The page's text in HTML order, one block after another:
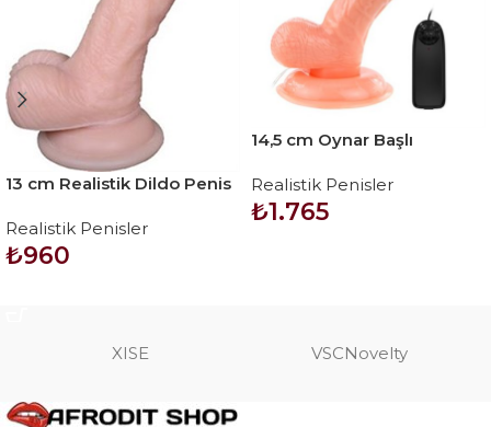
13 cm Realistik Dildo Penis
Realistik Penisler
₺960
14,5 cm Oynar Başlı
Penis – Rota Dong
Realistik Penisler
₺1.765
XISE VSCNovelty